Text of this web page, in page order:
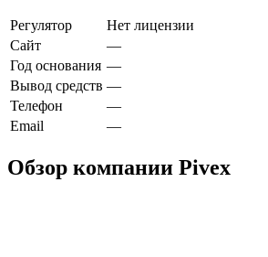
Регулятор
Нет лицензии
Сайт
—
Год основания —
Вывод средств —
Телефон
—
Email
—
Обзор компании Pivex